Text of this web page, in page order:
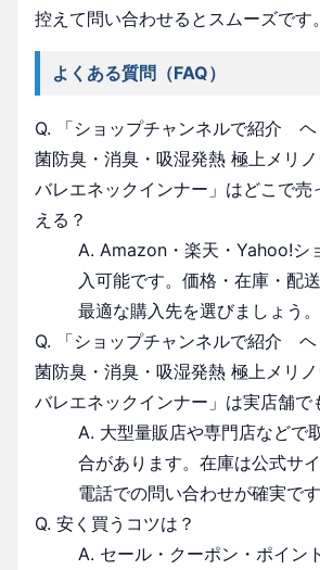
控えて問い合わせるとスムーズです。
よくある質問（FAQ）
Q. 「ショップチャンネルで紹介
菌防臭・消臭・吸湿発熱 極上メリ
バレエネックインナー」はどこで売
える？
A. Amazon・楽天・Yahoo!シ
入可能です。価格・在庫・配
最適な購入先を選びましょう。
Q. 「ショップチャンネルで紹介
菌防臭・消臭・吸湿発熱 極上メリ
バレエネックインナー」は実店舗で
A. 大型量販店や専門店などで
合があります。在庫は公式サ
電話での問い合わせが確実です
Q. 安く買うコツは？
A. セール・クーポン・ポイン